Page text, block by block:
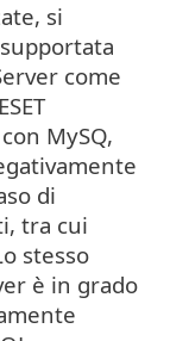
si
come
MySQ,
di
tra cui
stesso
è in grado